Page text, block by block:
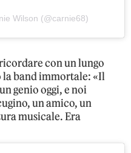
Wilson (@carnie68)
con un lungo
la band immortale: «Il
genio oggi, e noi
un amico, un
musicale. Era